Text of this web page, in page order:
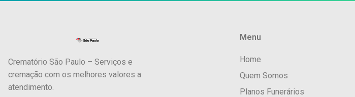
Crematório São Paulo – Serviços e
cremação com os melhores valores a
atendimento.
Menu
Home
Quem Somos
Planos Funerários